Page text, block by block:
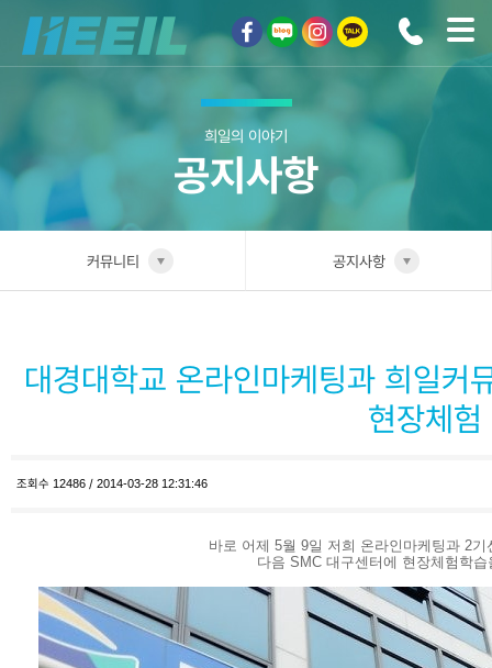
희일의 이야기
공지사항
커뮤니티
고객센터
공지사항
대경대학교 온라인마케팅과 희일커
현장체험
조회수 12486 / 2014-03-28 12:31:46
바로 어제 5월 9일 저희 온라인마케팅과 2
다음 SMC 대구센터에 현장체험학